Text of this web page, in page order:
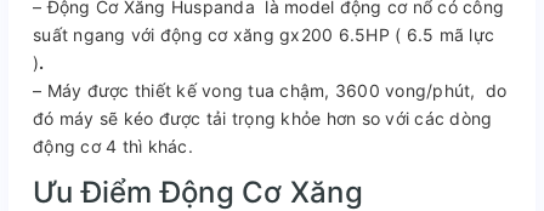
– Động Cơ Xăng Huspanda là model động cơ nổ có công
suất ngang với động cơ xăng gx200 6.5HP ( 6.5 mã lực
).
– Máy được thiết kế vong tua chậm, 3600 vong/phút, do
đó máy sẽ kéo được tải trọng khỏe hơn so với các dòng
động cơ 4 thì khác.
Ưu Điểm Động Cơ Xăng